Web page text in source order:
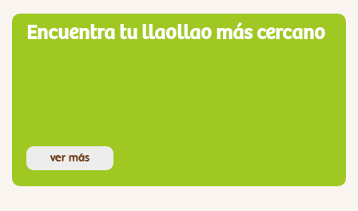
Encuentra tu llaollao más cercano
ver más